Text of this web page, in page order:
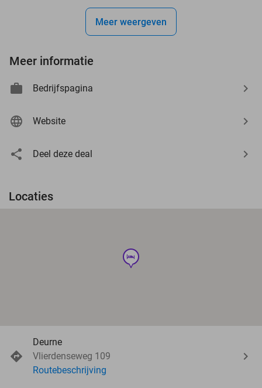
Meer weergeven
Meer informatie
Bedrijfspagina
Website
Deel deze deal
Locaties
hotel
Deurne
Vlierdenseweg 109
Routebeschrijving